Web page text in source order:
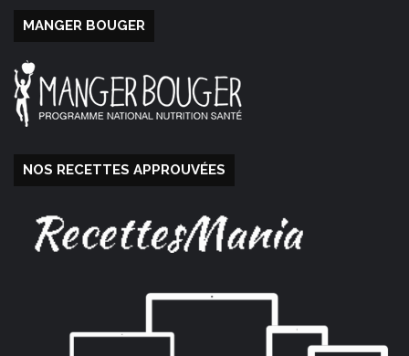
MANGER BOUGER
NOS RECETTES APPROUVÉES